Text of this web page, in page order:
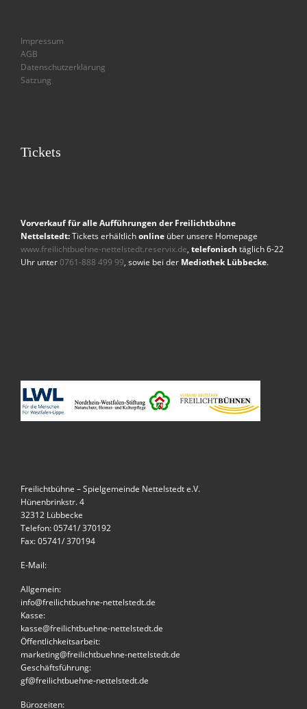
Impressum
AGB
Datenschutzerklärung
Satzung
Tickets
Vorverkauf für alle Aufführungen der Freilichtbühne
Nettelstedt:Tickets erhältlich online über unsere Homepage
www.freilichtbuehne-nettelstedt.reservix.de, telefonisch täglich 6-22
Uhr unter 0761-888 499 99, sowie bei der Mediothek Lübbecke.
Freilichtbühne – Spielgemeinde Nettelstedt e.V.
Hünenbrinkstr. 4
32312 Lübbecke
Telefon: 05741/ 370192
Fax: 05741/ 370194
E-Mail:
Allgemein:
info@freilichtbuehne-nettelstedt.de
Kasse:
kasse@freilichtbuehne-nettelstedt.de
Öffentlichkeitsarbeit:
marketing@freilichtbuehne-nettelstedt.de
Geschäftsführung:
gf@freilichtbuehne-nettelstedt.de
Bürozeiten: